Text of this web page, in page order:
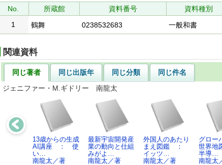
No. 所蔵館 資料番号 資料種別
1
鶴舞 0238532683 一般和書
関連資料
同じ著者 同じ出版年 同じ分類
同じ件名
ジェニファー・M.ギドリー 南龍太
13歳からの生成
AI講座 ： 使
い…
南龍太／著
最新宇宙開発産
業の動向と仕組
みがよ…
南龍太／著
外国人のあたり
まえ図鑑 ：
イッツ…
南龍太／著
グロー
世界
半導…
南龍太